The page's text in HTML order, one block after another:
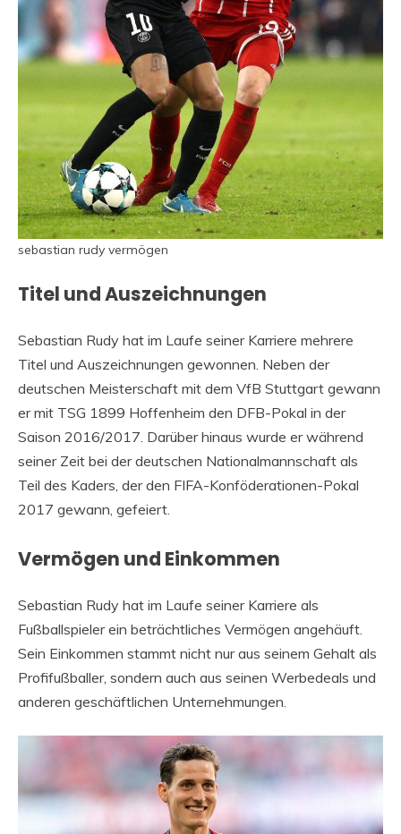
sebastian rudy vermögen
Titel und Auszeichnungen
Sebastian Rudy hat im Laufe seiner Karriere mehrere
Titel und Auszeichnungen gewonnen. Neben der
deutschen Meisterschaft mit dem VfB Stuttgart gewann
er mit TSG 1899 Hoffenheim den DFB-Pokal in der
Saison 2016/2017. Darüber hinaus wurde er während
seiner Zeit bei der deutschen Nationalmannschaft als
Teil des Kaders, der den FIFA-Konföderationen-Pokal
2017 gewann, gefeiert.
Vermögen und Einkommen
Sebastian Rudy hat im Laufe seiner Karriere als
Fußballspieler ein beträchtliches Vermögen angehäuft.
Sein Einkommen stammt nicht nur aus seinem Gehalt als
Profifußballer, sondern auch aus seinen Werbedeals und
anderen geschäftlichen Unternehmungen.